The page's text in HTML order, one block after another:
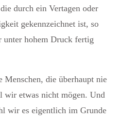
durch ein Vertagen oder
gekennzeichnet ist, so
unter hohem Druck fertig
Menschen, die überhaupt nie
wir etwas nicht mögen. Und
wir es eigentlich im Grunde